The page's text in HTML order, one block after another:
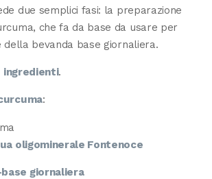
due semplici fasi: la preparazione
che fa da base da usare per
della bevanda base giornaliera.
ingredienti.
:
oligominerale Fontenoce
giornaliera